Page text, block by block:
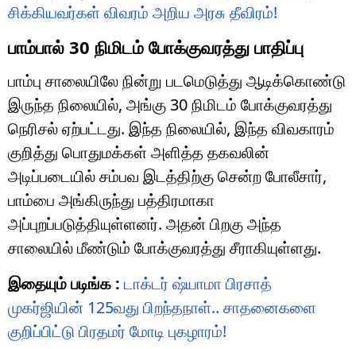
சிக்கியவர்கள் விவரம் அறிய அரசு தீவிரம்!
பாம்பால் 30 நிமிடம் போக்குவரத்து பாதிப்பு
பாம்பு சாலையிலே நின்று படமெடுத்து ஆடிக்கொண்டு
இருந்த நிலையில், அங்கு 30 நிமிடம் போக்குவரத்து
நெரிசல் ஏற்பட்டது. இந்த நிலையில், இந்த விவகாரம்
குறித்து பொதுமக்கள் அளித்த தகவலின்
அடிப்படையில் சம்பவ இடத்திற்கு சென்ற போலீசார்,
பாம்பை அங்கிருந்து பத்திரமாகா
அப்புறப்படுத்தியுள்ளனர். அதன் பிறகு அந்த
சாலையில் மீண்டும் போக்குவரத்து சீராகியுள்ளது.
இதையும் படிங்க : டாக்டர் ஷ்யாமா பிரசாத்
முகர்ஜியின் 125வது பிறந்தநாள்.. சாதனைகளை
குறிப்பிட்டு பிரதமர் மோடி புகழாரம்!